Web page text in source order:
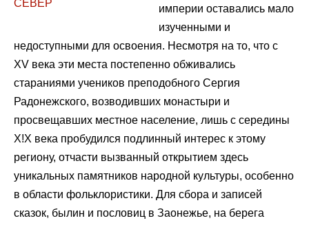
империи оставались мало
изученными и
недоступными для освоения. Несмотря на то, что с
XV века эти места постепенно обживались
стараниями учеников преподобного Сергия
Радонежского, возводивших монастыри и
просвещавших местное население, лишь с середины
Х!Х века пробудился подлинный интерес к этому
региону, отчасти вызванный открытием здесь
уникальных памятников народной культуры, особенно
в области фольклористики. Для сбора и записей
сказок, былин и пословиц в Заонежье, на берега